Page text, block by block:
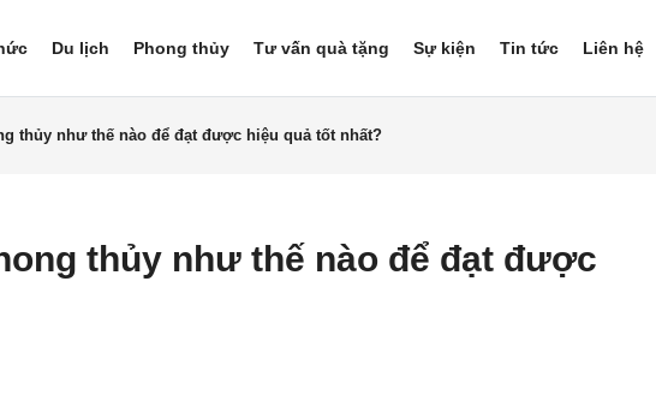
Du lịch Phong thủy Tư vấn quà tặng Sự kiện Tin tức Liên hệ
thủy như thế nào để đạt được hiệu quả tốt nhất?
thủy như thế nào để đạt được